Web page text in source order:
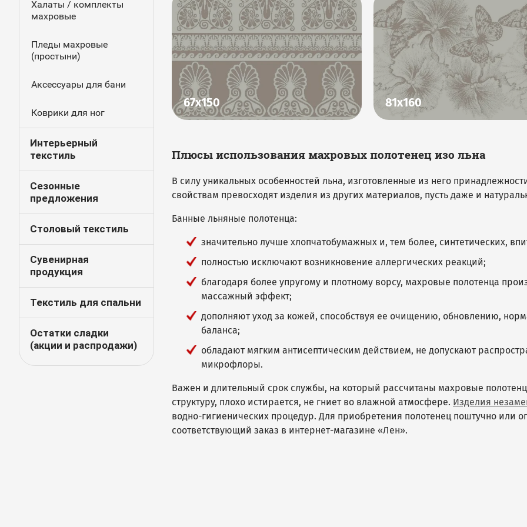
Халаты / комплекты
махровые
Пледы махровые
(простыни)
Аксессуары для бани
Коврики для ног
Интерьерный
текстиль
Сезонные
предложения
Столовый текстиль
Сувенирная
продукция
Текстиль для спальни
Остатки сладки
(акции и распродажи)
67х150 81х160
Плюсы использования махровых полотенец изо льна
В силу уникальных особенностей льна, изготовленные из него
свойствам превосходят изделия из других материалов, пусть даже и
Банные льняные полотенца:
значительно лучше хлопчатобумажных и, тем более, синтетических,
полностью исключают возникновение аллергических реакций;
благодаря более упругому и плотному ворсу, махровые полотенца
массажный эффект;
дополняют уход за кожей, способствуя ее очищению, обновлению,
баланса;
обладают мягким антисептическим действием, не допускают
микрофлоры.
Важен и длительный срок службы, на который рассчитаны махровые
структуру, плохо истирается, не гниет во влажной атмосфере. Изделия
водно-гигиенических процедур. Для приобретения полотенец поштучно или
соответствующий заказ в интернет-магазине «Лен».